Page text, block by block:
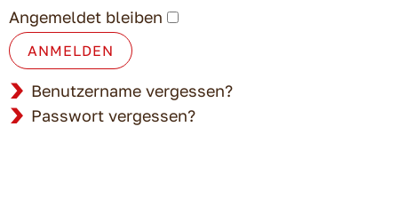
Angemeldet bleiben
ANMELDEN
Benutzername vergessen?
Passwort vergessen?